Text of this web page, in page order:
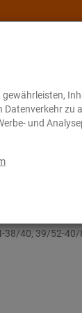
zu
und
KATALOG
38/40, 39/52-40/